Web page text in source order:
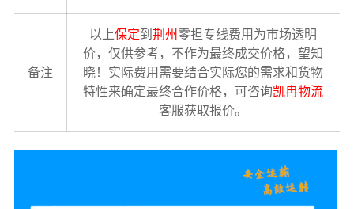
备注
以上保定到荆州零担专线费用为市场透明
价，仅供参考，不作为最终成交价格，望知
晓！实际费用需要结合实际您的需求和货物
特性来确定最终合作价格，可咨询凯冉物流
客服获取报价。